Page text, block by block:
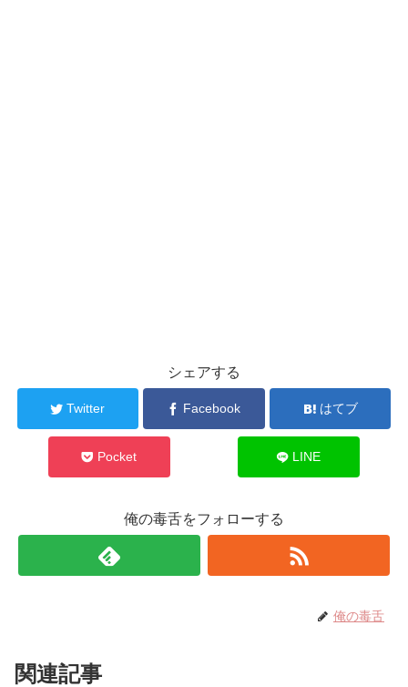
シェアする
Twitter Facebook はてブ
Pocket LINE
俺の毒舌をフォローする
俺の毒舌
関連記事